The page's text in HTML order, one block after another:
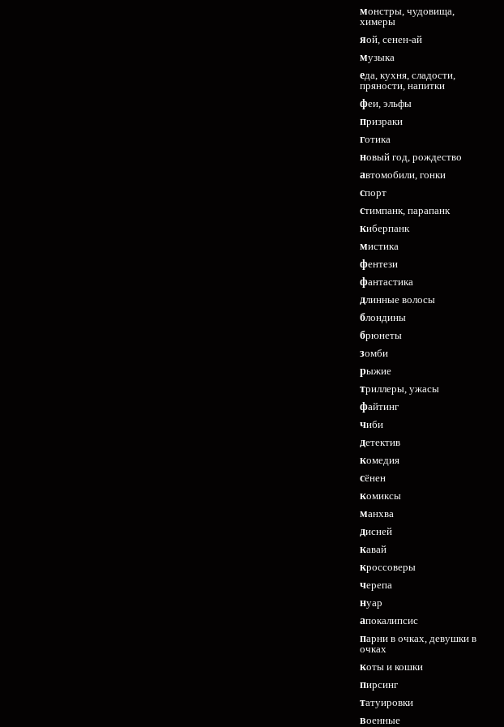
монстры, чудовища,
химеры
яой, сенен-ай
музыка
еда, кухня, сладости,
пряности, напитки
феи, эльфы
призраки
готика
новый год, рождество
автомобили, гонки
спорт
стимпанк, парапанк
киберпанк
мистика
фентези
фантастика
длинные волосы
блондины
брюнеты
зомби
рыжие
триллеры, ужасы
файтинг
чиби
детектив
комедия
сёнен
комиксы
манхва
дисней
кавай
кроссоверы
черепа
нуар
апокалипсис
парни в очках, девушки в
очках
коты и кошки
пирсинг
татуировки
военные